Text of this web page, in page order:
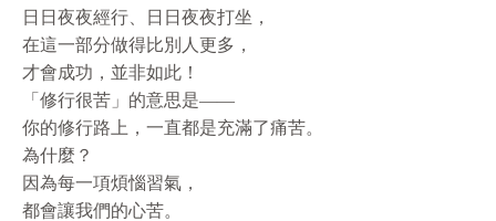
日日夜夜經行、日日夜夜打坐，
在這一部分做得比別人更多，
才會成功，並非如此！
「修行很苦」的意思是——
你的修行路上，一直都是充滿了痛苦。
為什麼？
因為每一項煩惱習氣，
都會讓我們的心苦。